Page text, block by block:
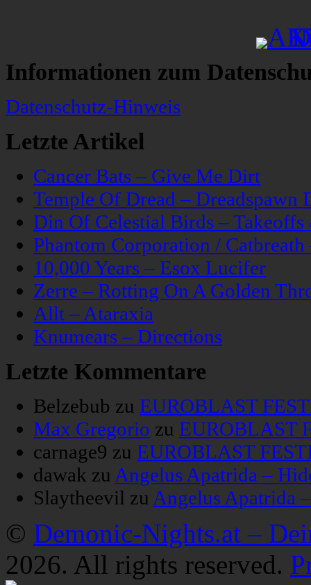
Informationen zum
Datenschutz-Hinweis
Letzte Artikel
Cancer Bats – Give Me Dirt
Temple Of Dread – Dreadspawn
Din Of Celestial Birds –
Phantom Corporation /
10,000 Years – Esox Lucifer
Zerre – Rotting On A Golden
Allt – Ataraxia
Knumears – Directions
Letzte Kommentare
Belzebub zu EUROBLAST
Max Gregorio zu EUROBLAST
carnage9 zu EUROBLAST
dawak zu Angelus Apatrida –
Slaytheevil zu Angelus Apatrida
© Demonic-Nights.at –
2026. All rights reserved.